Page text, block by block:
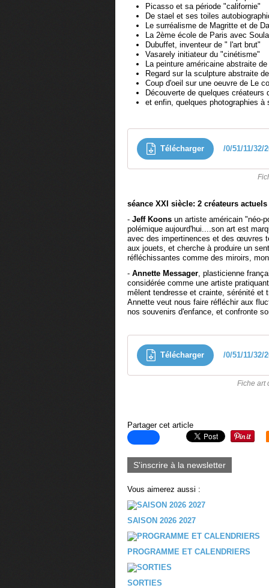
Picasso et sa période "californie"
De stael et ses toiles
Le surréalisme de Magritte et de
La 2ème école de Paris avec
Dubuffet, inventeur de " l'art brut"
Vasarely initiateur du "cinétisme"
La peinture américaine abstraite
Regard sur la sculpture abstraite
Coup d'oeil sur une oeuvre de Le
Découverte de quelques créateurs
et enfin, quelques photographies
Télécharger /0/51/11/32/
séance XXI siècle: 2 créateurs actuels
- Jeff Koons un artiste américain "néo-
polémique aujourd'hui....son art est
avec des impertinences et des œuvres
aux jouets, et cherche à produire un
réfléchissantes comme des miroirs,
- Annette Messager, plasticienne
considérée comme une artiste
mêlent tendresse et crainte, sérénité et
Annette veut nous faire réfléchir aux
nos souvenirs d'enfance, et confronte
Télécharger /0/51/11/32/
Fiche art
Partager cet article
S'inscrire à la newsletter
Vous aimerez aussi :
SAISON 2026 2027
PROGRAMME ET CALENDRIERS
SORTIES